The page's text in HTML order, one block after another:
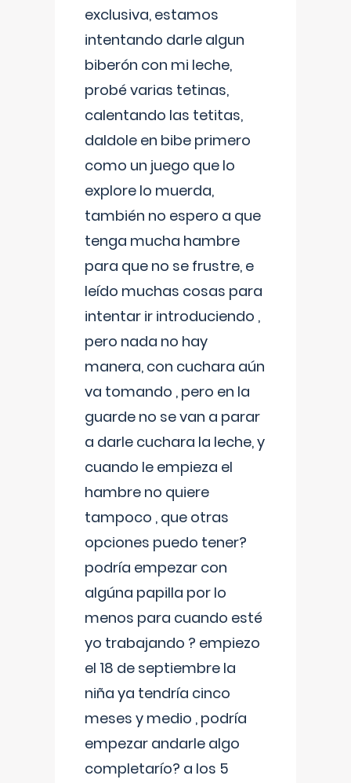
exclusiva, estamos
intentando darle algun
biberón con mi leche,
probé varias tetinas,
calentando las tetitas,
daldole en bibe primero
como un juego que lo
explore lo muerda,
también no espero a que
tenga mucha hambre
para que no se frustre, e
leído muchas cosas para
intentar ir introduciendo ,
pero nada no hay
manera, con cuchara aún
va tomando , pero en la
guarde no se van a parar
a darle cuchara la leche, y
cuando le empieza el
hambre no quiere
tampoco , que otras
opciones puedo tener?
podría empezar con
algúna papilla por lo
menos para cuando esté
yo trabajando ? empiezo
el 18 de septiembre la
niña ya tendría cinco
meses y medio , podría
empezar andarle algo
completarío? a los 5